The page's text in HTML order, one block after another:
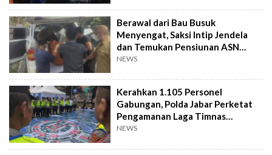
Berawal dari Bau Busuk
Menyengat, Saksi Intip Jendela
dan Temukan Pensiunan ASN
Meninggal Kaku
NEWS
Kerahkan 1.105 Personel
Gabungan, Polda Jabar Perketat
Pengamanan Laga Timnas
Indonesia vs Vietnam
NEWS